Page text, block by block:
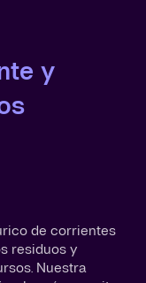
y
de corrientes
residuos y
Nuestra